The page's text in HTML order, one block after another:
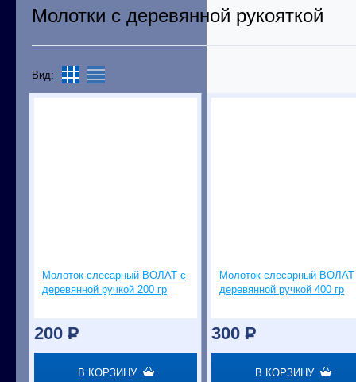
Молотки с деревянной рукояткой
Вид:
Молоток слесарный ВОЛАТ с
деревянной ручкой 200 гр
200 P
В КОРЗИНУ
Молоток слесарный ВОЛАТ
деревянной ручкой 400 гр
300 P
В КОРЗИНУ